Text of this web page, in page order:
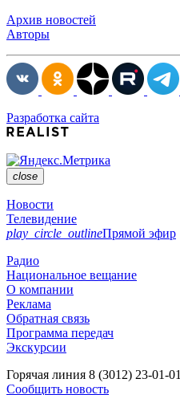
Архив новостей
Авторы
Разработка сайта
close
Новости
Телевидение
play_circle_outlineПрямой эфир
Радио
Национальное вещание
О компании
Реклама
Обратная связь
Программа передач
Экскурсии
Горячая линия 8 (3012) 23-01-01
Сообщить новость